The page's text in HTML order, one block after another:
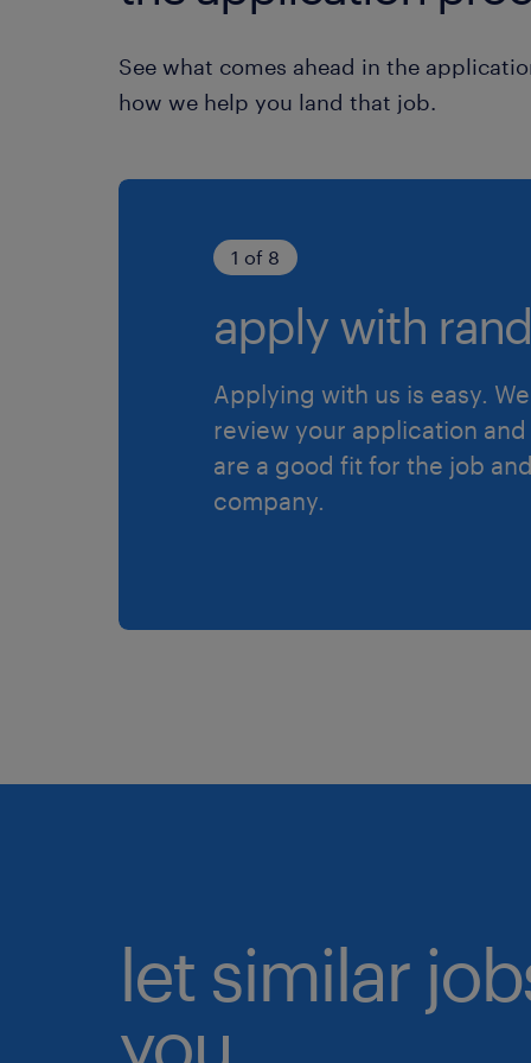
See what comes ahead in the
how we help you land that job.
1 of 8
apply with
Applying with us is easy.
review your application and
are a good fit for the job
company.
let similar
you